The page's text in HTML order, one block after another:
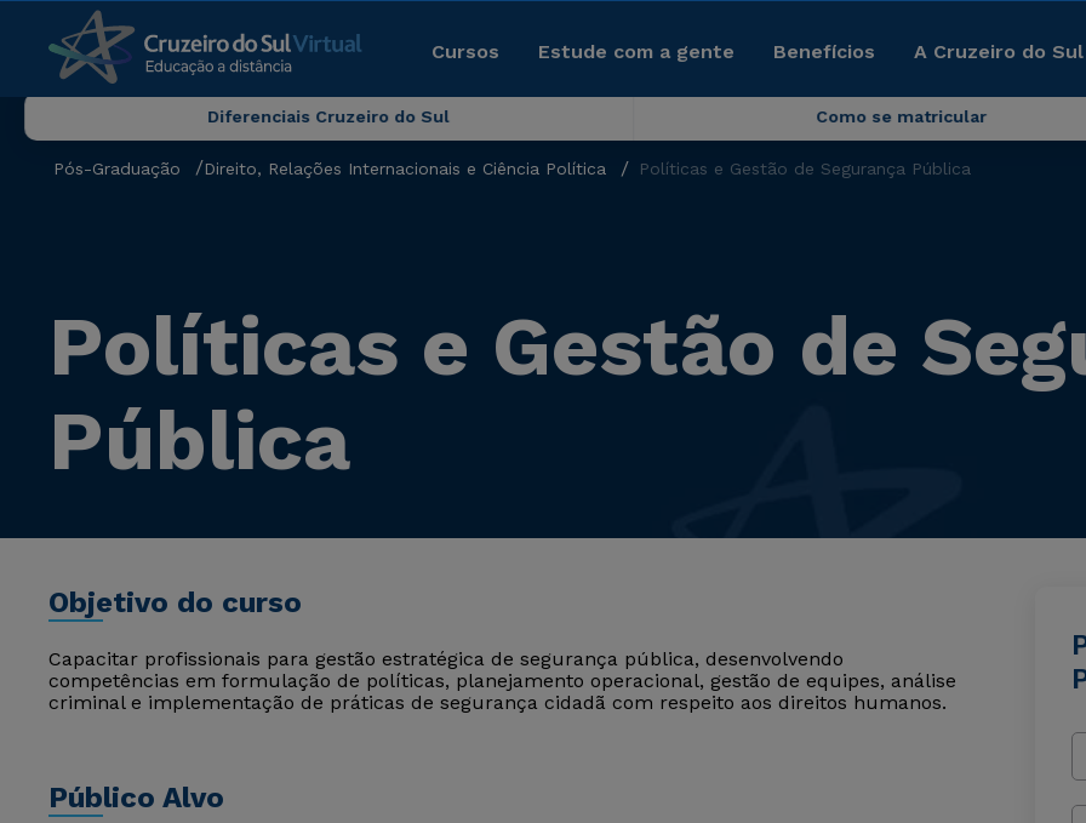
Cursos Estude com a gente Benefícios A Cruzeiro do
Diferenciais Cruzeiro do Sul Como se matricular
Pós-Graduação Direito, Relações Internacionais e Ciência Política Políticas e Gestão de Segurança Pública
Políticas e Gestão de
Pública
Objetivo do curso
Capacitar profissionais para gestão estratégica de segurança pública, desenvolvendo
competências em formulação de políticas, planejamento operacional, gestão de equipes, análise
criminal e implementação de práticas de segurança cidadã com respeito aos direitos humanos.
Público Alvo